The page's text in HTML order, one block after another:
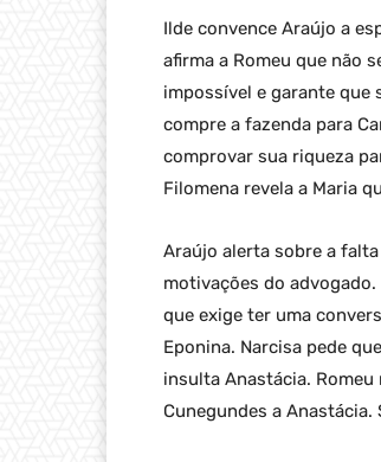
Ilde convence Araújo a
afirma a Romeu que não
impossível e garante que
compre a fazenda para
comprovar sua riqueza
Filomena revela a Maria
Araújo alerta sobre a
motivações do advogado.
que exige ter uma
Eponina. Narcisa pede
insulta Anastácia. Romeu
Cunegundes a Anastácia.